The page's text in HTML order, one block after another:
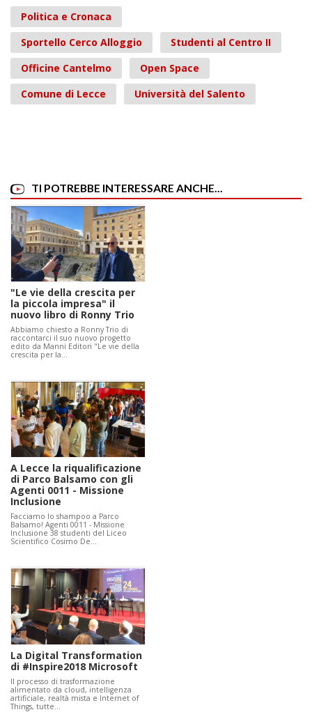
Politica e Cronaca
Sportello Cerco Alloggio
Studenti al Centro II
Officine Cantelmo
Open Space
Comune di Lecce
Università del Salento
TI POTREBBE INTERESSARE ANCHE...
"Le vie della crescita per
la piccola impresa" il
nuovo libro di Ronny Trio
Abbiamo chiesto a Ronny Trio di
raccontarci il suo nuovo progetto
edito da Manni Editori "Le vie della
crescita per la…
A Lecce la riqualificazione
di Parco Balsamo con gli
Agenti 0011 - Missione
Inclusione
Facciamo lo shampoo a Parco
Balsamo! Agenti 0011 - Missione
Inclusione 38 studenti del Liceo
Scientifico Cosimo De…
La Digital Transformation
di #Inspire2018 Microsoft
Il processo di trasformazione
alimentato da cloud, intelligenza
artificiale, realtà mista e Internet of
Things, tutte…